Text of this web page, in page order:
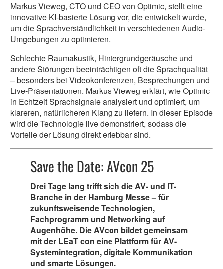
Markus Vieweg, CTO und CEO von Optimic, stellt eine
innovative KI-basierte Lösung vor, die entwickelt wurde,
um die Sprachverständlichkeit in verschiedenen Audio-
Umgebungen zu optimieren.
Schlechte Raumakustik, Hintergrundgeräusche und
andere Störungen beeinträchtigen oft die Sprachqualität
– besonders bei Videokonferenzen, Besprechungen und
Live-Präsentationen. Markus Vieweg erklärt, wie Optimic
in Echtzeit Sprachsignale analysiert und optimiert, um
klareren, natürlicheren Klang zu liefern. In dieser Episode
wird die Technologie live demonstriert, sodass die
Vorteile der Lösung direkt erlebbar sind.
Save the Date: AVcon 25
Drei Tage lang trifft sich die AV- und IT-
Branche in der Hamburg Messe – für
zukunftsweisende Technologien,
Fachprogramm und Networking auf
Augenhöhe. Die AVcon bildet gemeinsam
mit der LEaT con eine Plattform für AV-
Systemintegration, digitale Kommunikation
und smarte Lösungen.